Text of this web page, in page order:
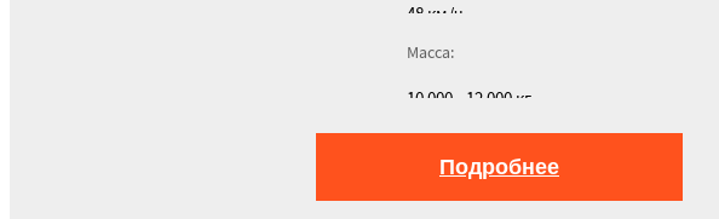
48 км/ч
Масса:
10 000 - 12 000 кг
Подробнее